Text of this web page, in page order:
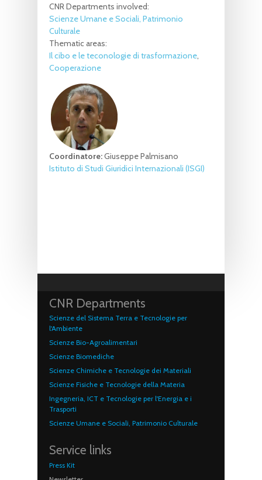
CNR Departments involved:
Scienze Umane e Sociali, Patrimonio
Culturale
Thematic areas:
Il cibo e le teconologie di trasformazione
Cooperazione
Coordinatore:Giuseppe Palmisano
Istituto di Studi Giuridici Internazionali (ISGI)
CNR Departments
Scienze del Sistema Terra e Tecnologie per
l'Ambiente
Scienze Bio-Agroalimentari
Scienze Biomediche
Scienze Chimiche e Tecnologie dei Materiali
Scienze Fisiche e Tecnologie della Materia
Ingegneria, ICT e Tecnologie per l'Energia e i
Trasporti
Scienze Umane e Sociali, Patrimonio Culturale
Service links
Press Kit